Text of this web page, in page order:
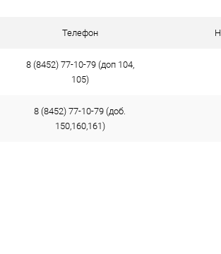
Телефон
8 (8452) 77-10-79 (доп 104,
105)
8 (8452) 77-10-79 (доб.
150,160,161)